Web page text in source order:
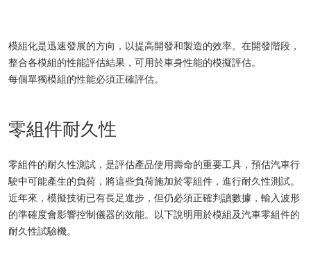
模組化是迅速發展的方向，以提高開發和製造的效率。在開發階段，
整合各模組的性能評估結果，可用於車身性能的模擬評估。
每個單獨模組的性能必須正確評估。
零組件耐久性
零組件的耐久性測試，是評估產品使用壽命的重要工具，預估汽車行
駛中可能產生的負荷，將這些負荷施加於零組件，進行耐久性測試。
近年來，模擬技術已有長足進步，但仍必須正確判讀數據，輸入波形
的準確度會影響控制儀器的效能。以下說明用於模組及汽車零組件的
耐久性試驗機。